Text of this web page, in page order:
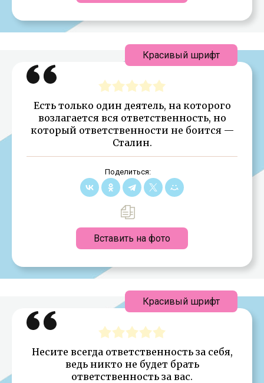
Есть только один деятель, на которого
возлагается вся ответственность, но
который ответственности не боится —
Сталин.
Поделиться:
Вставить на фото
Красивый шрифт
Несите всегда ответственность за себя,
ведь никто не будет брать
ответственность за вас.
Красивый шрифт